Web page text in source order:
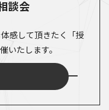
談会
感して頂きたく「授
いたします。